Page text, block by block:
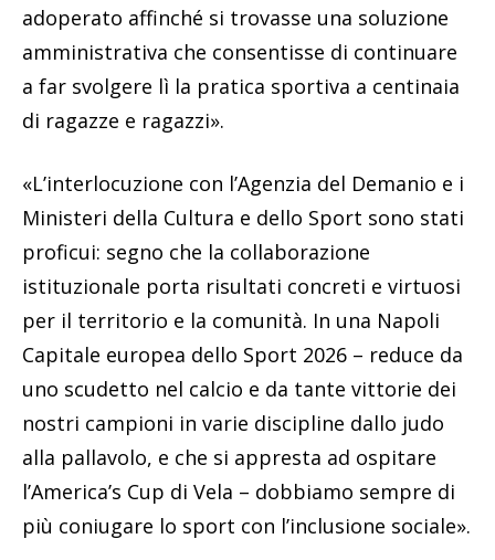
adoperato affinché si trovasse una soluzione
amministrativa che consentisse di continuare
a far svolgere lì la pratica sportiva a centinaia
di ragazze e ragazzi».
«L’interlocuzione con l’Agenzia del Demanio e i
Ministeri della Cultura e dello Sport sono stati
proficui: segno che la collaborazione
istituzionale porta risultati concreti e virtuosi
per il territorio e la comunità. In una Napoli
Capitale europea dello Sport 2026 – reduce da
uno scudetto nel calcio e da tante vittorie dei
nostri campioni in varie discipline dallo judo
alla pallavolo, e che si appresta ad ospitare
l’America’s Cup di Vela – dobbiamo sempre di
più coniugare lo sport con l’inclusione sociale».